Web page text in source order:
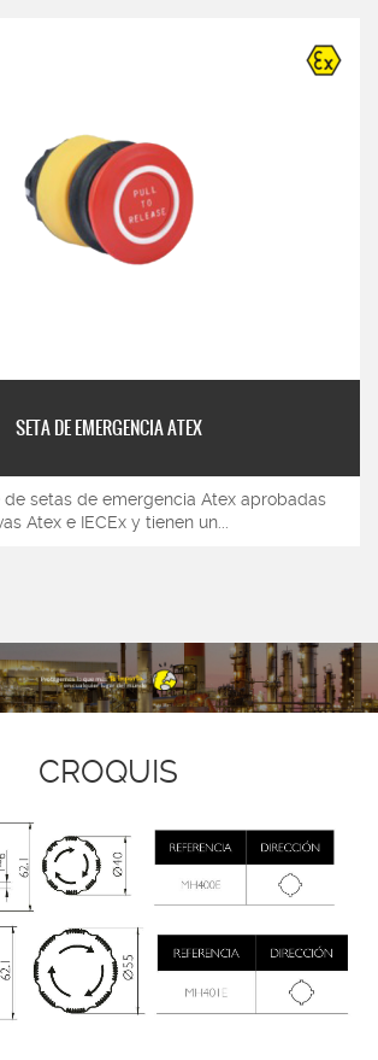
SETA DE EMERGENCIA ATEX
setas de emergencia Atex aprobadas
Atex e IECEx y tienen un...
CROQUIS